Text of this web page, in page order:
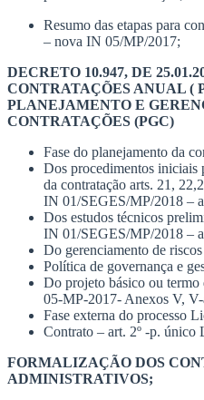
Resumo das etapas para
– nova IN 05/MP/2017;
DECRETO 10.947, DE
CONTRATAÇÕES ANUAL (
PLANEJAMENTO E
CONTRATAÇÕES (PGC)
Fase do planejamento da
Dos procedimentos iniciais
da contratação arts. 21,
IN 01/SEGES/MP/2018 –
Dos estudos técnicos
IN 01/SEGES/MP/2018 –
Do gerenciamento de
Política de governança e
Do projeto básico ou
05-MP-2017- Anexos V,
Fase externa do processo
Contrato – art. 2º -p. único
FORMALIZAÇÃO DOS
ADMINISTRATIVOS;